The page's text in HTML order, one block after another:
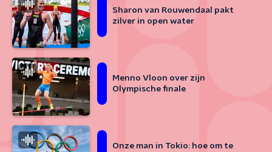
Sharon van Rouwendaal pakt
zilver in open water
Menno Vloon over zijn
Olympische finale
Onze man in Tokio: hoe om te